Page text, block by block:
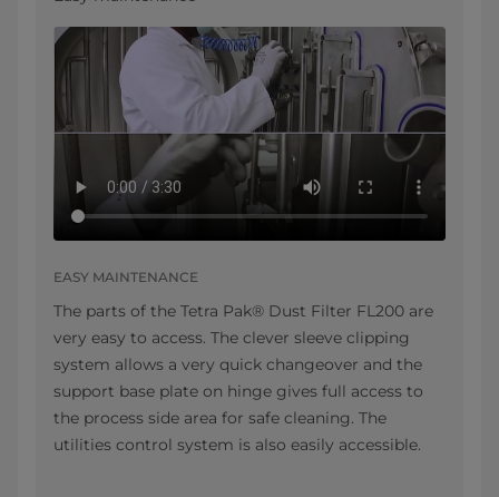
EASY MAINTENANCE
The parts of the Tetra Pak® Dust Filter FL200 are
very easy to access. The clever sleeve clipping
system allows a very quick changeover and the
support base plate on hinge gives full access to
the process side area for safe cleaning. The
utilities control system is also easily accessible.